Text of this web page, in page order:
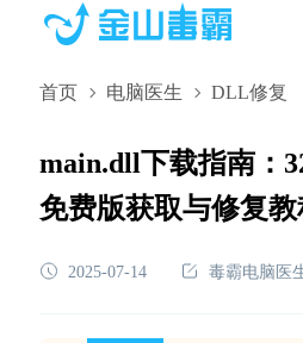
首页 电脑医生 DLL修复
main.dll下载指南：
免费版获取与修复教
2025-07-14 毒霸电脑医